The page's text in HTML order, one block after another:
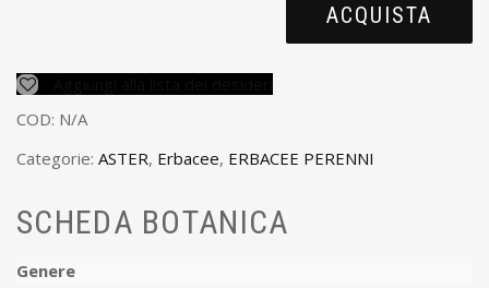
ACQUISTA
COD: N/A
Categorie: ASTER, Erbacee, ERBACEE PERENNI
SCHEDA BOTANICA
Genere